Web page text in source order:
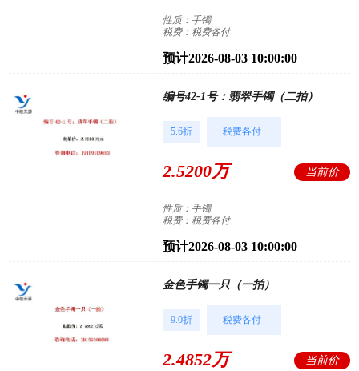
性质：手镯
税费：税费各付
预计2026-08-03 10:00:00
编号42-1号：翡翠手镯（二拍）
5.6折 税费各付
2.5200万 当前价
性质：手镯
税费：税费各付
预计2026-08-03 10:00:00
金色手镯一只（一拍）
9.0折 税费各付
2.4852万 当前价